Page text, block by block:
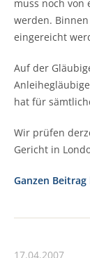
muss noch von
werden.
eingereicht
Auf der
hat für
Wir prüfen
Gericht in
Ganzen Beitrag
17.04.2007